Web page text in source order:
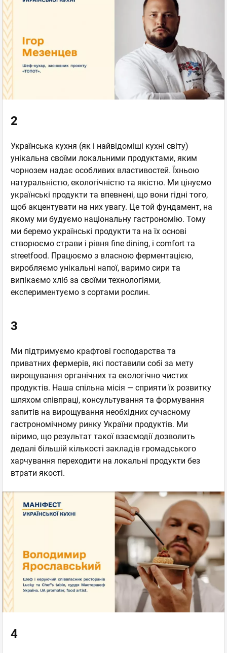
2
Українська кухня (як і найвідоміші кухні світу)
унікальна своїми локальними продуктами, яким
чорнозем надає особливих властивостей. Їхньою
натуральністю, екологічністю та якістю. Ми цінуємо
українські продукти та впевнені, що вони гідні того,
щоб акцентувати на них увагу. Це той фундамент, на
якому ми будуємо національну гастрономію. Тому
ми беремо українські продукти та на їх основі
створюємо страви і рівня fine dining, і comfort та
streetfood. Працюємо з власною ферментацією,
виробляємо унікальні напої, варимо сири та
випікаємо хліб за своїми технологіями,
експериментуємо з сортами рослин.
3
Ми підтримуємо крафтові господарства та
приватних фермерів, які поставили собі за мету
вирощування органічних та екологічно чистих
продуктів. Наша спільна місія — сприяти їх розвитку
шляхом співпраці, консультування та формування
запитів на вирощування необхідних сучасному
гастрономічному ринку України продуктів. Ми
віримо, що результат такої взаємодії дозволить
дедалі більшій кількості закладів громадського
харчування переходити на локальні продукти без
втрати якості.
4